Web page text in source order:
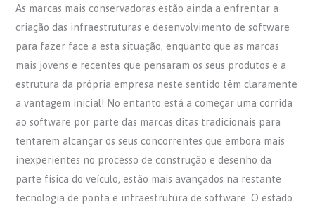
As marcas mais conservadoras estão ainda a enfrentar a
criação das infraestruturas e desenvolvimento de software
para fazer face a esta situação, enquanto que as marcas
mais jovens e recentes que pensaram os seus produtos e a
estrutura da própria empresa neste sentido têm claramente
a vantagem inicial! No entanto está a começar uma corrida
ao software por parte das marcas ditas tradicionais para
tentarem alcançar os seus concorrentes que embora mais
inexperientes no processo de construção e desenho da
parte física do veículo, estão mais avançados na restante
tecnologia de ponta e infraestrutura de software. O estado